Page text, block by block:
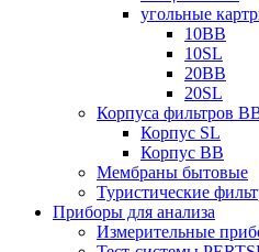
угольные
10BB
10SL
20BB
20SL
Корпуса фильтров
Корпус SL
Корпус ВВ
Мембраны бытовые
Туристические
Приборы для анализа
Измерительные